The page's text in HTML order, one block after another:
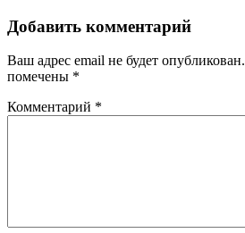
Добавить комментарий
Ваш адрес email не будет опубликован.
помечены *
Комментарий *